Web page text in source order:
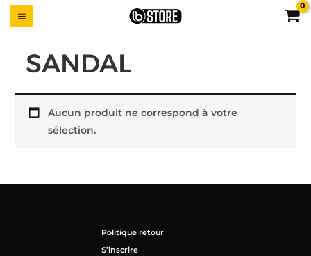
Aller
au
MAIN
SANDAL
Aucun produit ne correspond à votre
sélection.
Politique retour
S’inscrire